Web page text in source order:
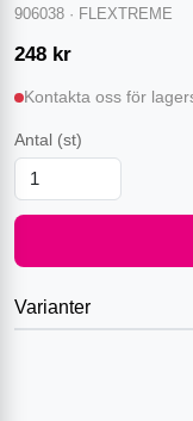
906038 · FLEXTREME
248 kr
Kontakta oss för
Antal (st)
Varianter